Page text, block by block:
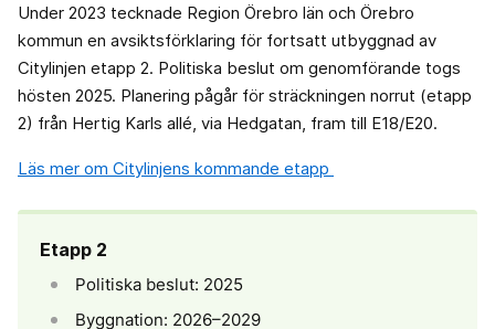
Under 2023 tecknade Region Örebro län och Örebro
kommun en avsiktsförklaring för fortsatt utbyggnad av
Citylinjen etapp 2. Politiska beslut om genomförande togs
hösten 2025. Planering pågår för sträckningen norrut (etapp
2) från Hertig Karls allé, via Hedgatan, fram till E18/E20.
Läs mer om Citylinjens kommande etapp
Etapp 2
Politiska beslut: 2025
Byggnation: 2026–2029